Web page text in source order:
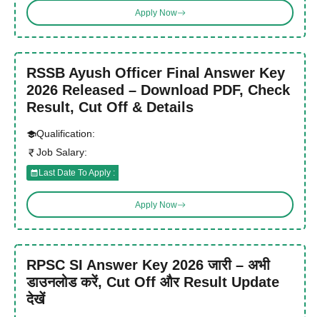
Apply Now
RSSB Ayush Officer Final Answer Key
2026 Released – Download PDF, Check
Result, Cut Off & Details
Qualification:
Job Salary:
Last Date To Apply :
Apply Now
RPSC SI Answer Key 2026 जारी – अभी
डाउनलोड करें, Cut Off और Result Update
देखें